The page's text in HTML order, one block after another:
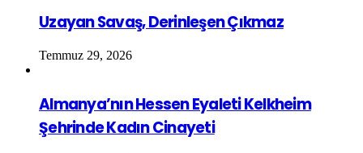
Uzayan Savaş, Derinleşen Çıkmaz
Temmuz 29, 2026
Almanya’nın Hessen Eyaleti Kelkheim
Şehrinde Kadın Cinayeti